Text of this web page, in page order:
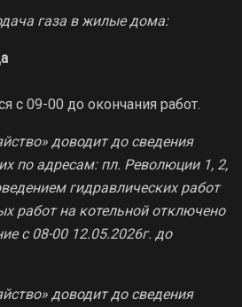
газа в жилые дома:
с 09-00 до окончания работ.
доводит до сведения
по адресам: пл. Революции 1, 2,
гидравлических работ
работ на котельной отключено
с 08-00 12.05.2026г. до
доводит до сведения